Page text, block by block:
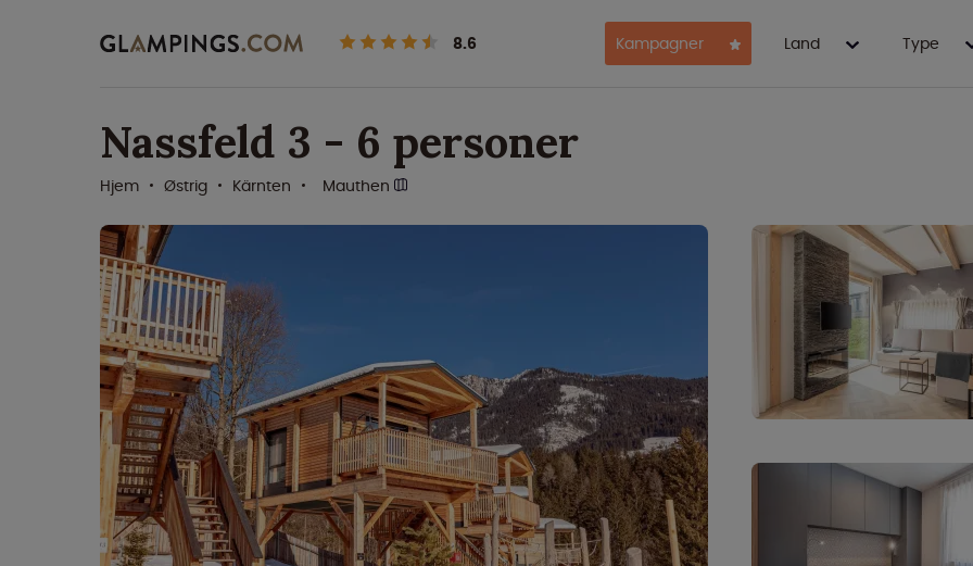
8.6 Kampagner Land Type
Nassfeld 3 - 6 personer
Hjem Østrig Kärnten Mauthen